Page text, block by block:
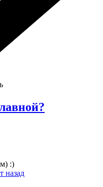
:)
назад